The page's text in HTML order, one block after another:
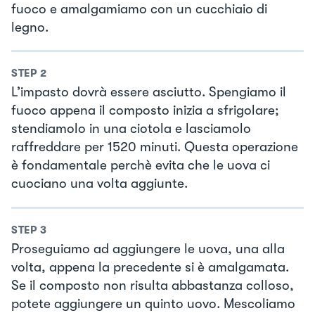
fuoco e amalgamiamo con un cucchiaio di
legno.
STEP 2
L’impasto dovrà essere asciutto. Spengiamo il
fuoco appena il composto inizia a sfrigolare;
stendiamolo in una ciotola e lasciamolo
raffreddare per 1520 minuti. Questa operazione
è fondamentale perchè evita che le uova ci
cuociano una volta aggiunte.
STEP 3
Proseguiamo ad aggiungere le uova, una alla
volta, appena la precedente si è amalgamata.
Se il composto non risulta abbastanza colloso,
potete aggiungere un quinto uovo. Mescoliamo